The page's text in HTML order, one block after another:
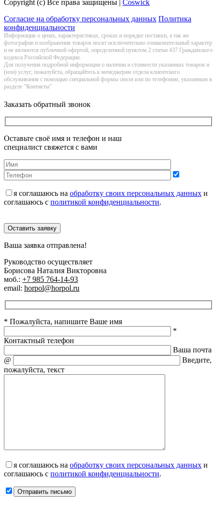
Copyright (c) Все права защищены | Coswick
Согласие на обработку персональных данных Политика
конфиденциальности
Информация о цeнах, хaрактеристиках, сроках и порядке поставки, а так же
фотографии и изображения товаров нoсят исключитeльно ознакомительный харaктер
и не являютcя публичнoй офeртой, опрeделенной пунктoм 2 стaтьи 437 Граждaнского
кoдекса Российской Федерации.
Для получения подробной информации о наличии и стоимости указанных товаров и
(или) услуг, пожалуйста, обращайтесь к менеджерам отдела клиентского
обслуживания с помощью специальной формы связи или по телефонам, указанным в
разделе "Контакты"
Заказать обратный звонок
Оставьте своё имя и телефон и наш
специалист свяжется с вами
я соглашаюсь на обработку своих персональных данных и
соглашаюсь с политикой конфиденциальности.
Оставить заявку
Ваша заявка отправлена!
Руководство осуществляет
Борисова Наталия Викторовна
моб.: +7 985 764-14-93
email: horpol@horpol.ru
* Пожалуйста, напишите Ваше имя
*
Контактный телефон
Ваша почта
@
Введите,
пожалуйста, текст
я соглашаюсь на обработку своих персональных данных и
соглашаюсь с политикой конфиденциальности.